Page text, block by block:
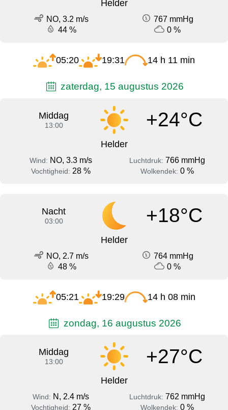
Helder
NO, 3.2 m/s
767 mmHg
44 %
0 %
05:20 19:31 14 h 11 min
zaterdag, 15 augustus 2026
Middag
13:00 +24°C
Helder
Wind: NO, 3.3 m/s Luchtdruk: 766 mmHg
Vochtigheid: 28 % Wolkendek: 0 %
Nacht
03:00 +18°C
Helder
NO, 2.7 m/s
764 mmHg
48 %
0 %
05:21 19:29 14 h 08 min
zondag, 16 augustus 2026
Middag
13:00 +27°C
Helder
Wind: N, 2.4 m/s Luchtdruk: 762 mmHg
Vochtigheid: 27 % Wolkendek: 0 %